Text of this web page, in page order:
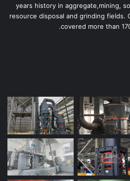
years history in aggregate,mining,
resource disposal and grinding fields.
covered more than